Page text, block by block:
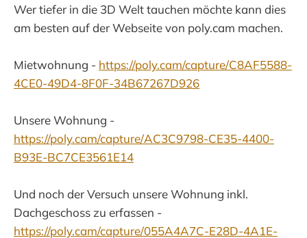
Wer tiefer in die 3D Welt tauchen möchte kann dies
am besten auf der Webseite von poly.cam machen.
Mietwohnung - https://poly.cam/capture/C8AF5588-
4CE0-49D4-8F0F-34B67267D926
Unsere Wohnung -
https://poly.cam/capture/AC3C9798-CE35-4400-
B93E-BC7CE3561E14
Und noch der Versuch unsere Wohnung inkl.
Dachgeschoss zu erfassen -
https://poly.cam/capture/055A4A7C-E28D-4A1E-